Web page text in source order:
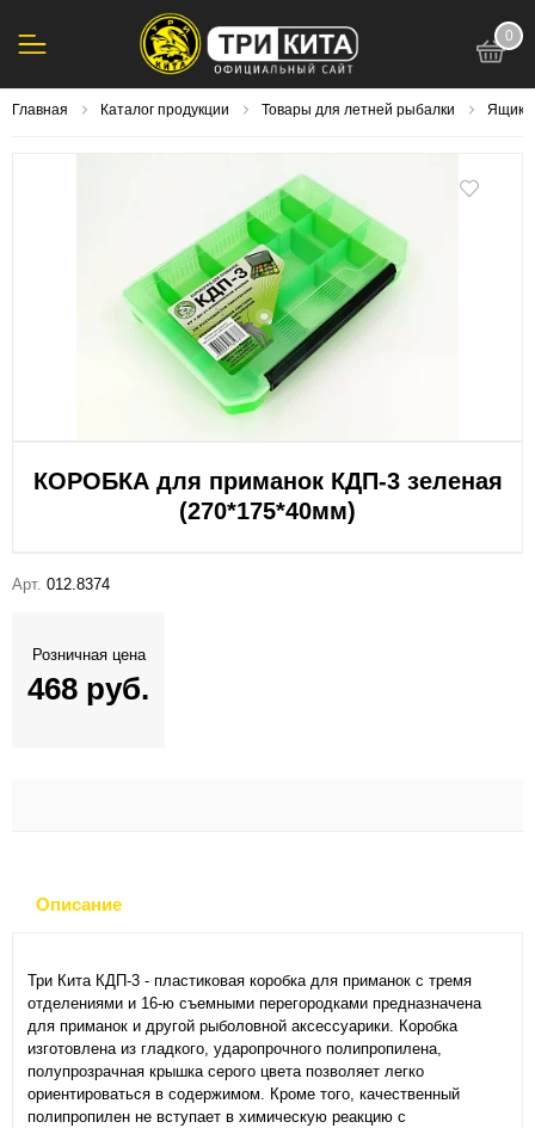
0
Главная Каталог продукции Товары для летней рыбалки
КОРОБКА для приманок КДП-3 зеленая
(270*175*40мм)
Арт. 012.8374
Розничная цена
468 руб.
Описание
Три Кита КДП-3 - пластиковая коробка для приманок с тремя
отделениями и 16-ю съемными перегородками предназначена
для приманок и другой рыболовной аксессуарики. Коробка
изготовлена из гладкого, ударопрочного полипропилена,
полупрозрачная крышка серого цвета позволяет легко
ориентироваться в содержимом. Кроме того, качественный
полипропилен не вступает в химическую реакцию с